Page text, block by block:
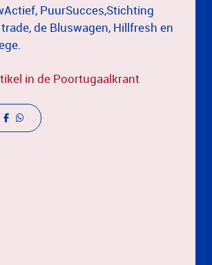
PuurSucces,Stichting
de Bluswagen, Hillfresh en
in de Poortugaalkrant